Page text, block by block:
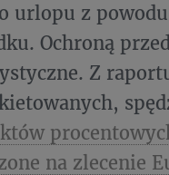
urlopu z
Ochroną
Z
na zlecenie